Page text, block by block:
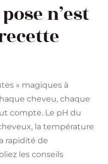
n’est
» magiques à
cheveu, chaque
compte. Le pH du
la température
rapidité de
les conseils